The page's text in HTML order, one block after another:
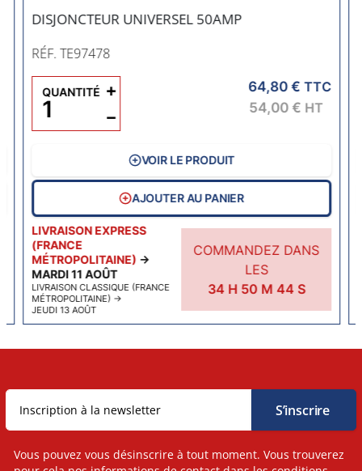
DISJONCTEUR UNIVERSEL 50AMP
RÉF. TE97478
LIVRAISON EXPRESS
(FRANCE
MÉTROPOLITAINE) →
MARDI 11 AOÛT
LIVRAISON CLASSIQUE (FRANCE
MÉTROPOLITAINE) →
JEUDI 13 AOÛT
COMMANDEZ DANS
LES
34 H 50 M 43S
64,80 € TTC
54,00 € HT
QUANTITÉ
−
+
VOIR LE PRODUIT
AJOUTER AU PANIER
Vous pouvez vous désinscrire à tout moment. Vous trouverez